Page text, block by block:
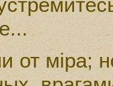
от мiра;